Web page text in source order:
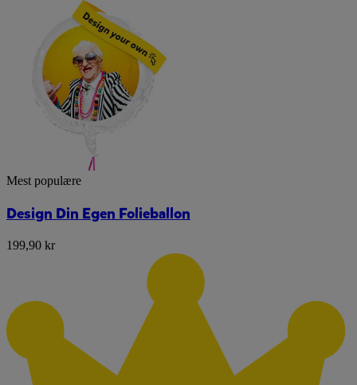
Mest populære
Design Din Egen Folieballon
199,90 kr